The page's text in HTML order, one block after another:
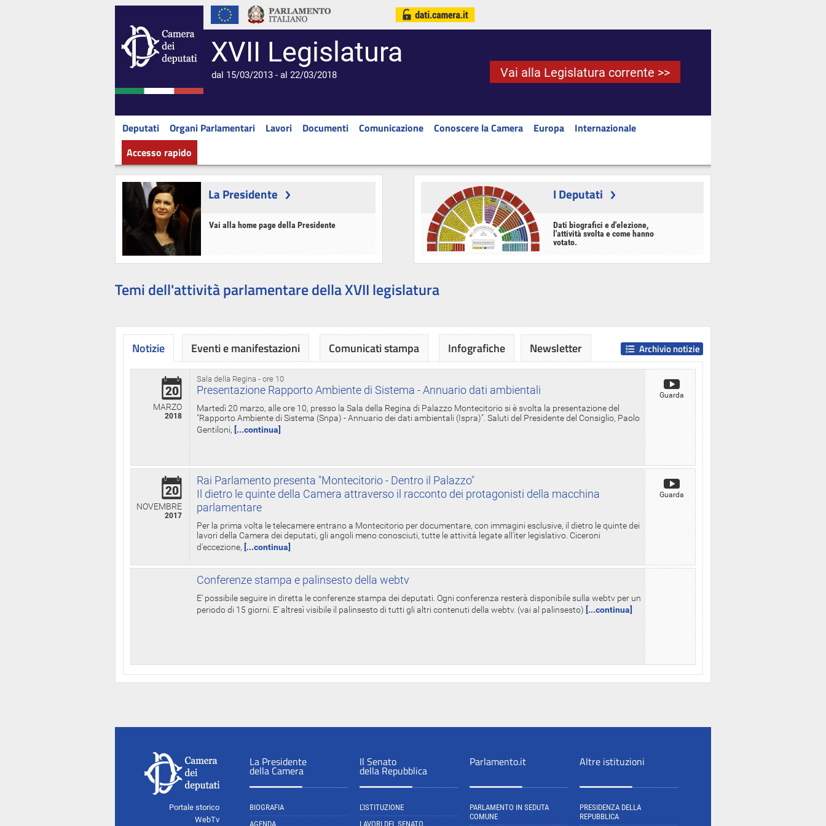
XVII Legislatura
dal 15/03/2013 - al 22/03/2018 Vai alla Legislatura corrente >>
Deputati Organi Parlamentari Lavori Documenti Comunicazione Conoscere la Camera Europa
Internazionale
Accesso rapido
La Presidente
Vai alla home page della Presidente
I Deputati
Dati biografici e d'elezione,
l'attività svolta e come hanno
votato.
Temi dell'attività parlamentare della XVII legislatura
Notizie
Sala della Regina - ore 10
20
MARZO
2018
Presentazione Rapporto Ambiente di Sistema - Annuario dati ambientali
Martedì 20 marzo, alle ore 10, presso la Sala della Regina di Palazzo Montecitorio si è svolta la presentazione del
"Rapporto Ambiente di Sistema (Snpa) - Annuario dei dati ambientali (Ispra)". Saluti del Presidente del Consiglio, Paolo
Gentiloni, [...continua]
Guarda
20
NOVEMBRE
2017
Rai Parlamento presenta "Montecitorio - Dentro il Palazzo"
Il dietro le quinte della Camera attraverso il racconto dei protagonisti della macchina
parlamentare
Per la prima volta le telecamere entrano a Montecitorio per documentare, con immagini esclusive, il dietro le quinte dei
lavori della Camera dei deputati, gli angoli meno conosciuti, tutte le attività legate all'iter legislativo. Ciceroni
d'eccezione, [...continua]
Guarda
Conferenze stampa e palinsesto della webtv
E' possibile seguire in diretta le conferenze stampa dei deputati. Ogni conferenza resterà disponibile sulla webtv per un
periodo di 15 giorni. E' altresì visibile il palinsesto di tutti gli altri contenuti della webtv. (vai al palinsesto) [...continua]
Archivio notizie
Eventi e manifestazioni Comunicati stampa Infografiche Newsletter
Portale storico
WebTv
La Presidente
della Camera
BIOGRAFIA
AGENDA
Il Senato
della Repubblica
L'ISTITUZIONE
LAVORI DEL SENATO
Parlamento.it
PARLAMENTO IN SEDUTA
COMUNE
Altre istituzioni
PRESIDENZA DELLA
REPUBBLICA